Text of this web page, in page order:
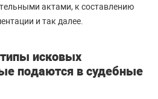
актами, к составлению
и так далее.
исковых
подаются в судебные